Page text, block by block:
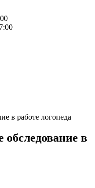
в работе логопеда
обследование в